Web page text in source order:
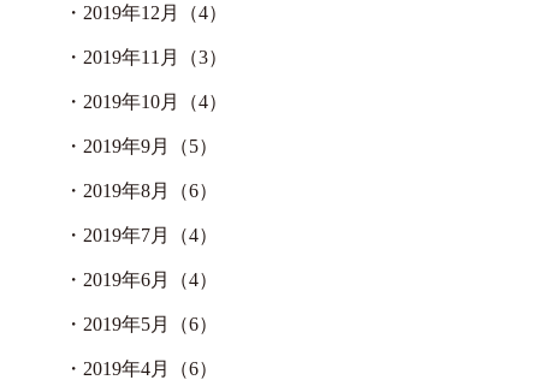
・ 2019年12月（4）
・ 2019年11月（3）
・ 2019年10月（4）
・ 2019年9月（5）
・ 2019年8月（6）
・ 2019年7月（4）
・ 2019年6月（4）
・ 2019年5月（6）
・ 2019年4月（6）